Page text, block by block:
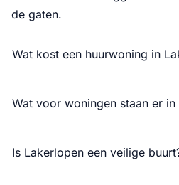
de gaten.
Wat kost een huurwoning in
Wat voor woningen staan er in
Is Lakerlopen een veilige